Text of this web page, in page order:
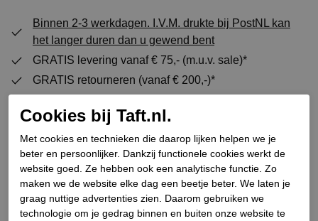
Binnen 2-3 werkdagen. I.V.M. drukte bij PostNL kan
het langer duren dan u gewend bent
GRATIS levering vanaf € 75,- (m.u.v. sale)*
GRATIS retourneren (vanaf € 200,-)*
Specificaties
Rossano Bisconti
Leveranciercode
750-01
Cookies bij Taft.nl.
Met cookies en technieken die daarop lijken helpen we je
beter en persoonlijker. Dankzij functionele cookies werkt de
website goed. Ze hebben ook een analytische functie. Zo
maken we de website elke dag een beetje beter. We laten je
graag nuttige advertenties zien. Daarom gebruiken we
technologie om je gedrag binnen en buiten onze website te